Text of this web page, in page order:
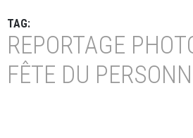
TAG:
REPORTAGE
FÊTE DU